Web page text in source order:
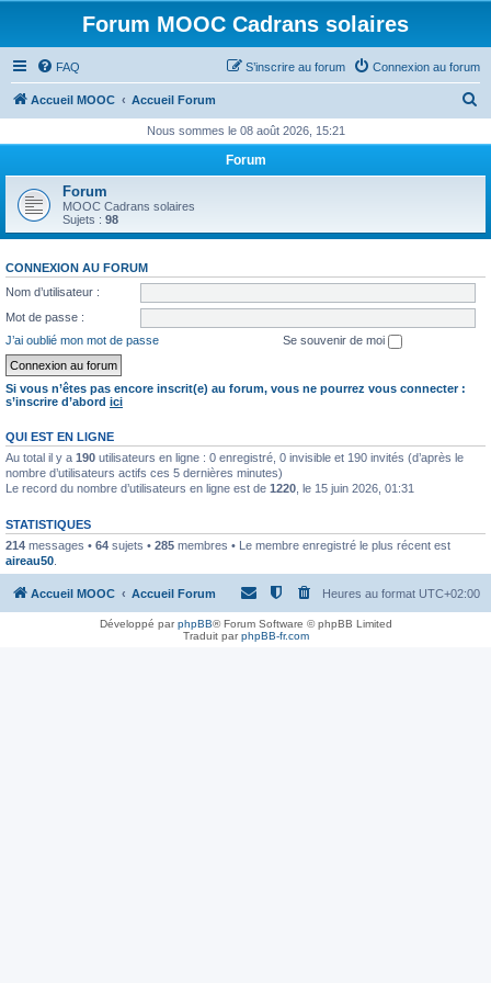
Forum MOOC Cadrans solaires
FAQ Connexion au forum
S’inscrire au forum
Accueil MOOC Accueil Forum
h
r
Nous sommes le 08 août 2026, 15:21
Forum
Forum
MOOC Cadrans solaires
Sujets : 98
CONNEXION AU FORUM
Nom d’utilisateur :
Mot de passe :
J’ai oublié mon mot de passe
Se souvenir de moi
Si vous n’êtes pas encore inscrit(e) au forum, vous ne pourrez vous connecter :
s’inscrire d’abord ici
QUI EST EN LIGNE
Au total il y a 190 utilisateurs en ligne : 0 enregistré, 0 invisible et 190 invités (d’après le
nombre d’utilisateurs actifs ces 5 dernières minutes)
Le record du nombre d’utilisateurs en ligne est de 1220 , le 15 juin 2026, 01:31
STATISTIQUES
214 messages • 64 sujets • 285 membres • Le membre enregistré le plus récent est
aireau50
Accueil MOOC Accueil Forum Heures au format UTC+02:00
Développé parphpBB® Forum Software © phpBB Limited
Traduit parphpBB-fr.com